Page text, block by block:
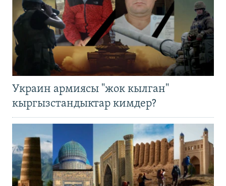
Украин армиясы "жок кылган"
кыргызстандыктар кимдер?